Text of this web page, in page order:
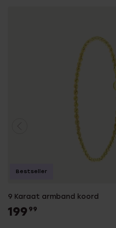
9 Karaat armband koord
199 99
Bestseller